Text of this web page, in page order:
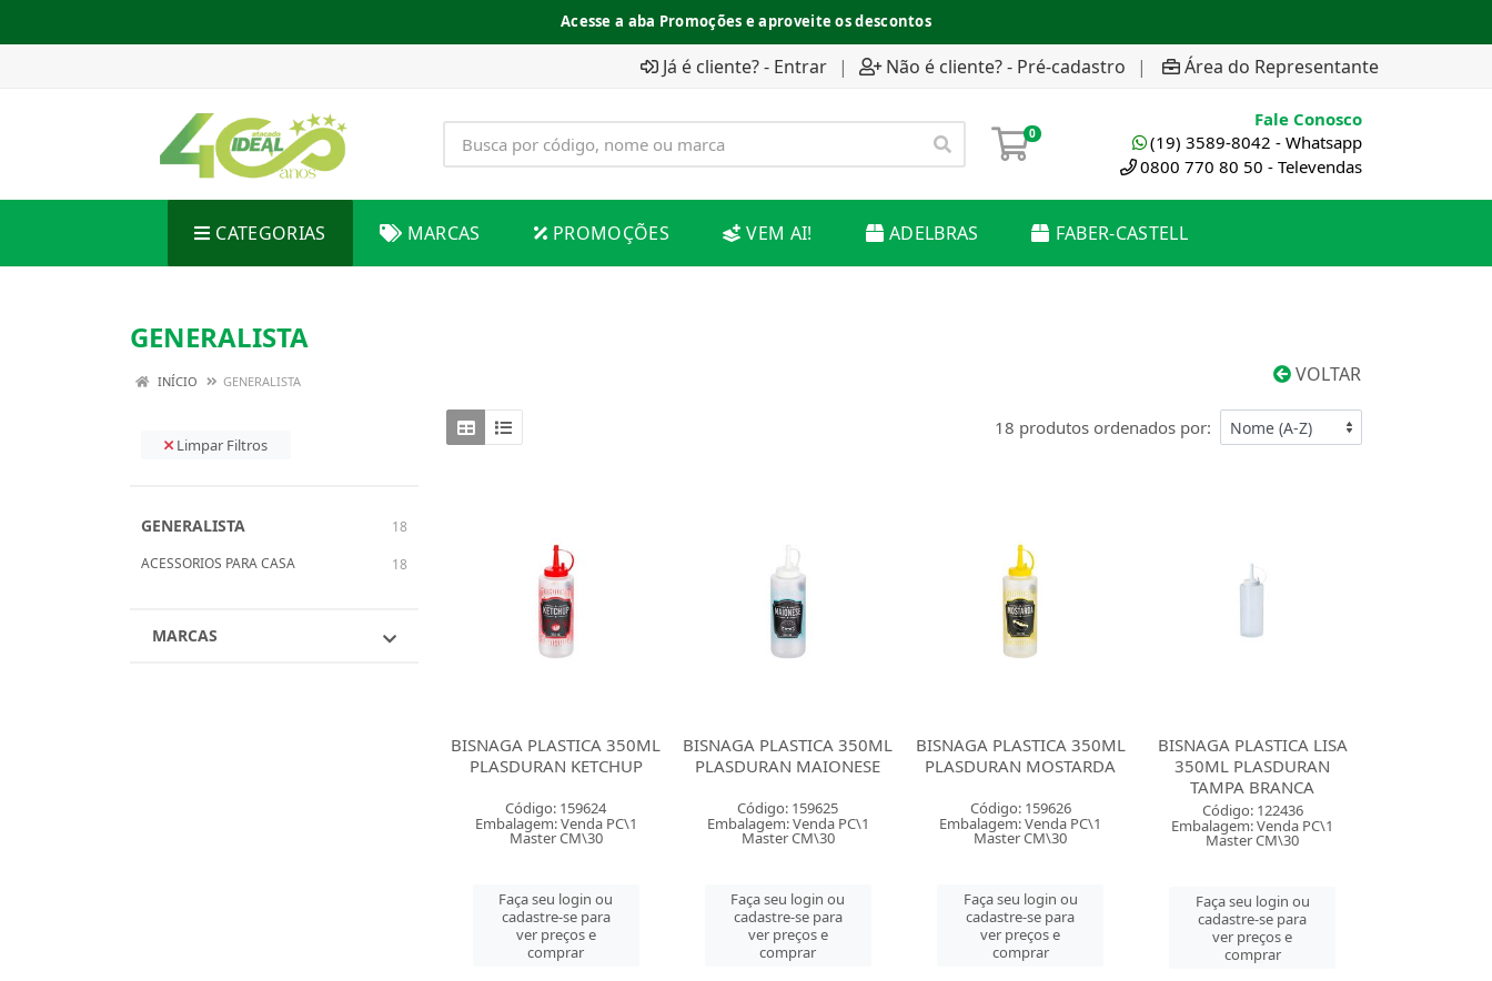
Acesse a aba Promoções e aproveite os descontos
Já é cliente? - Entrar | Não é cliente? - Pré-cadastro | Área do Representante
0
Fale Conosco
(19) 3589-8042 - Whatsapp
0800 770 80 50 - Televendas
CATEGORIAS MARCAS PROMOÇÕES VEM AI! ADELBRAS FABER-CASTELL
GENERALISTA
VOLTAR
INÍCIO GENERALISTA
Limpar Filtros
GENERALISTA
18
ACESSORIOS PARA CASA
18
MARCAS
18 produtos ordenados por:
BISNAGA PLASTICA 350ML
PLASDURAN KETCHUP
Código: 159624
Embalagem: Venda PC\1
Master CM\30
Faça seu login ou
cadastre-se para
ver preços e
comprar
BISNAGA PLASTICA 350ML
PLASDURAN MAIONESE
Código: 159625
Embalagem: Venda PC\1
Master CM\30
Faça seu login ou
cadastre-se para
ver preços e
comprar
BISNAGA PLASTICA 350ML
PLASDURAN MOSTARDA
Código: 159626
Embalagem: Venda PC\1
Master CM\30
Faça seu login ou
cadastre-se para
ver preços e
comprar
BISNAGA PLASTICA LISA
350ML PLASDURAN
TAMPA BRANCA
Código: 122436
Embalagem: Venda PC\1
Master CM\30
Faça seu login ou
cadastre-se para
ver preços e
comprar